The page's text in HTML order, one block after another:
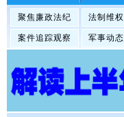
聚焦廉政法纪 法制维权
案件追踪观察 军事动态